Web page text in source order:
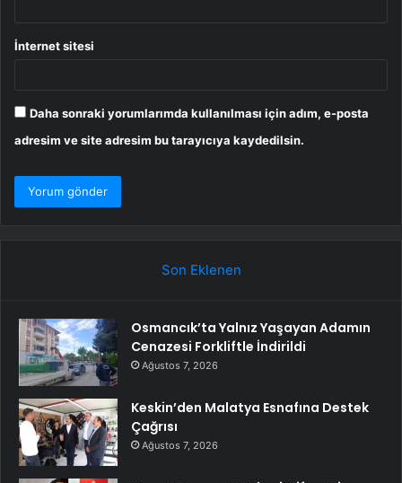
İnternet sitesi
Daha sonraki yorumlarımda kullanılması için adım, e-posta
adresim ve site adresim bu tarayıcıya kaydedilsin.
Son Eklenen
Osmancık’ta Yalnız Yaşayan Adamın
Cenazesi Forkliftle İndirildi
Ağustos 7, 2026
Keskin’den Malatya Esnafına Destek
Çağrısı
Ağustos 7, 2026